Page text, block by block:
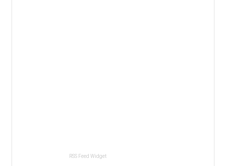
RSS Feed Widget